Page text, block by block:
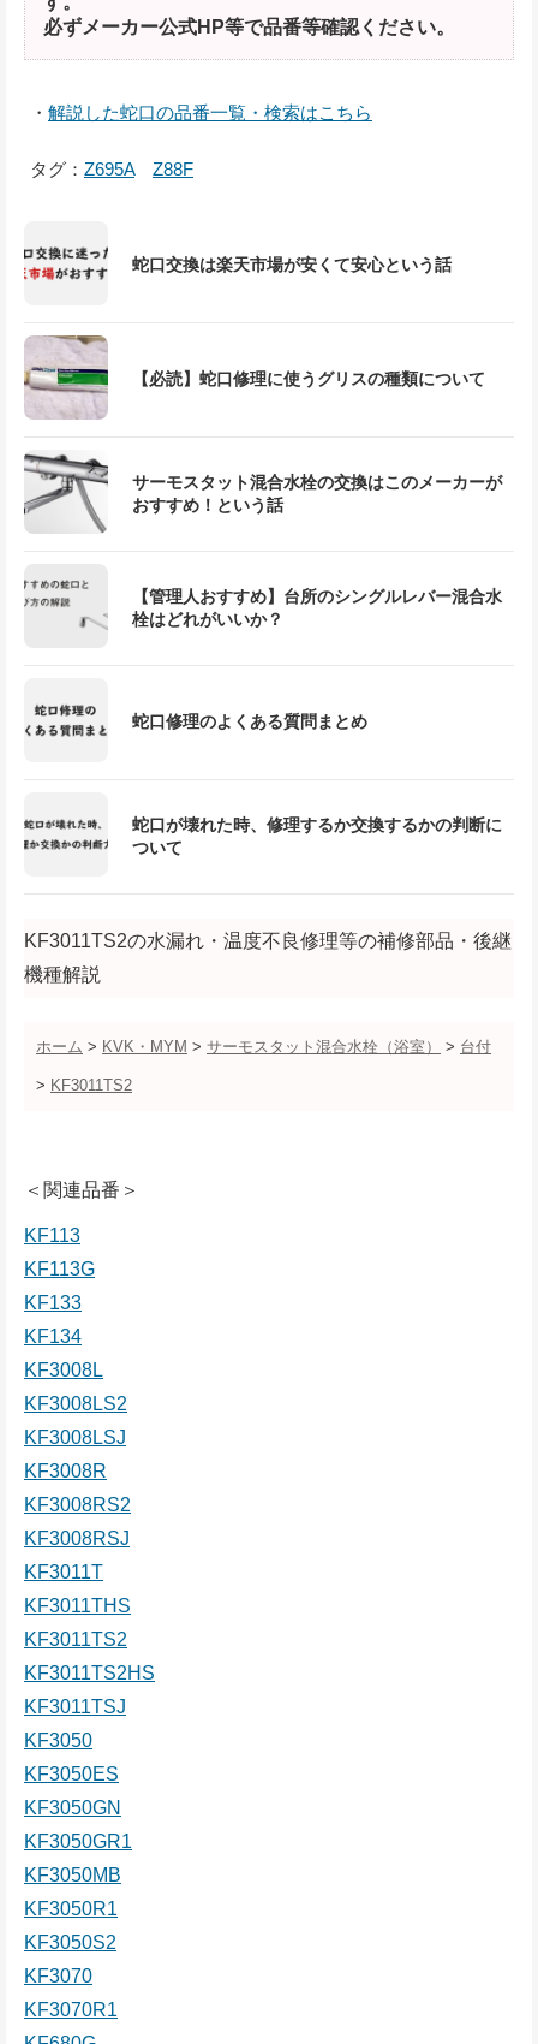
必ずメーカー公式HP等で品番等確認ください。
・ 解説した蛇口の品番一覧・検索はこちら
タグ： Z695A Z88F
蛇口交換は楽天市場が安くて安心という話
【必読】蛇口修理に使うグリスの種類について
サーモスタット混合水栓の交換はこのメーカーが
おすすめ！という話
【管理人おすすめ】台所のシングルレバー混合水
栓はどれがいいか？
蛇口修理のよくある質問まとめ
蛇口が壊れた時、修理するか交換するかの判断に
ついて
KF3011TS2の水漏れ・温度不良修理等の補修部品・後継
機種解説
ホーム > KVK・MYM > サーモスタット混合水栓（浴室） > 台付
> KF3011TS2
＜関連品番＞
KF113
KF113G
KF133
KF134
KF3008L
KF3008LS2
KF3008LSJ
KF3008R
KF3008RS2
KF3008RSJ
KF3011T
KF3011THS
KF3011TS2
KF3011TS2HS
KF3011TSJ
KF3050
KF3050ES
KF3050GN
KF3050GR1
KF3050MB
KF3050R1
KF3050S2
KF3070
KF3070R1